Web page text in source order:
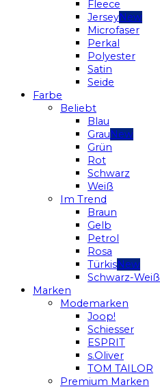
Fleece
Jersey
Microfaser
Perkal
Polyester
Satin
Seide
Farbe
Beliebt
Blau
Grau
Grün
Rot
Schwarz
Weiß
Im Trend
Braun
Gelb
Petrol
Rosa
Türkis
Schwarz-Weiß
Marken
Modemarken
Joop!
Schiesser
ESPRIT
s.Oliver
TOM TAILOR
Premium Marken